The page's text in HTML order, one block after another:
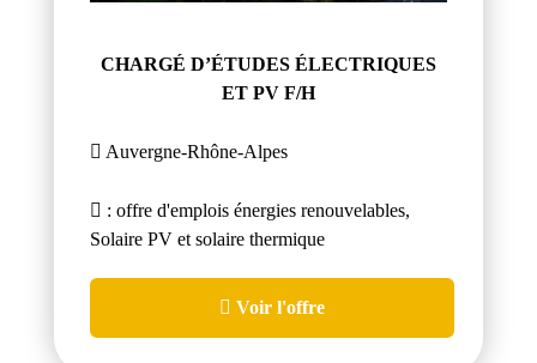
CHARGÉ D’ÉTUDES ÉLECTRIQUES
ET PV F/H
Auvergne-Rhône-Alpes
: offre d'emplois énergies renouvelables,
Solaire PV et solaire thermique
Voir l'offre